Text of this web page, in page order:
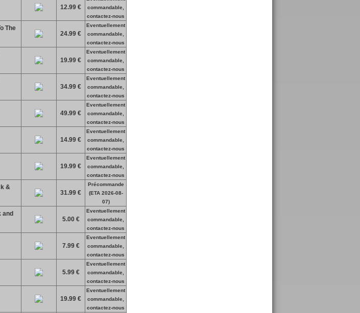
12.99 €
commandable,
contactez-nous
The
24.99 €
Eventuellement
commandable,
contactez-nous
19.99 €
Eventuellement
commandable,
contactez-nous
34.99 €
Eventuellement
commandable,
contactez-nous
49.99 €
Eventuellement
commandable,
contactez-nous
14.99 €
Eventuellement
commandable,
contactez-nous
19.99 €
Eventuellement
commandable,
contactez-nous
&
31.99 €
Précommande
(ETA 2026-08-
07)
and
5.00 €
Eventuellement
commandable,
contactez-nous
7.99 €
Eventuellement
commandable,
contactez-nous
5.99 €
Eventuellement
commandable,
contactez-nous
19.99 €
Eventuellement
commandable,
contactez-nous